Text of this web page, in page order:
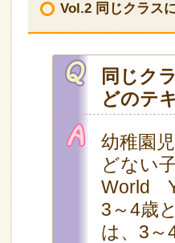
Vol.2 同じクラス
同じク
どのテ
幼稚園
どない
World
3～4歳
は、3～